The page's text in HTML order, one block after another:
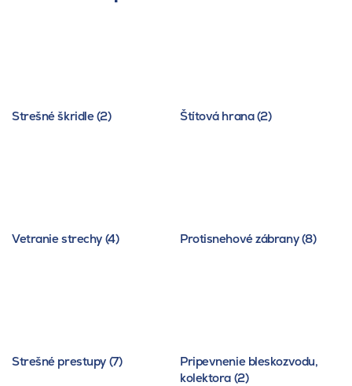
Strešné škridle (2) Štítová hrana (2)
Vetranie strechy (4) Protisnehové zábrany (8)
Strešné prestupy (7)
Pripevnenie bleskozvodu,
kolektora (2)